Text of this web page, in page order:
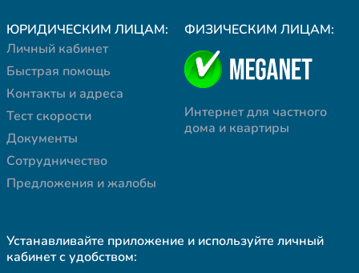
ЮРИДИЧЕСКИМ ЛИЦАМ:
Личный кабинет
Быстрая помощь
Контакты и адреса
Тест скорости
Документы
Сотрудничество
Предложения и жалобы
ФИЗИЧЕСКИМ ЛИЦАМ:
Интернет для частного
дома и квартиры
Устанавливайте приложение и используйте личный
кабинет с удобством: